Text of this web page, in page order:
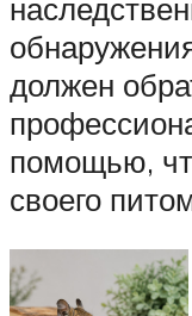
должен
помощью,
своего